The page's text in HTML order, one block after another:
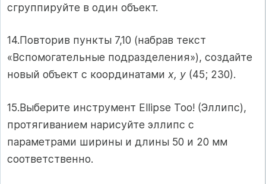
сгруппируйте в один объект.
14.Повторив пункты 7,10 (набрав текст
«Вспомогательные подразделения»), создайте
новый объект с координатами х, у (45; 230).
15.Выберите инструмент Ellipse Too! (Эллипс),
протягиванием нарисуйте эллипс с
параметрами ширины и длины 50 и 20 мм
соответственно.